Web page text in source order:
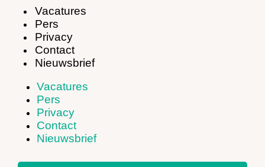
Vacatures
Pers
Privacy
Contact
Nieuwsbrief
Vacatures
Pers
Privacy
Contact
Nieuwsbrief